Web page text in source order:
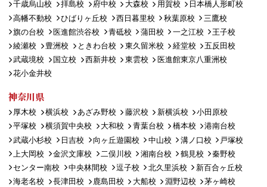
千歳烏山校 拝島校 府中校 大森校 用賀校
日本橋人形町校
高幡不動校
ひばりヶ丘校 西日暮里校 秋葉原校
三鷹校
旗の台校
医進館渋谷校 青砥校 蒲田校 一之江校
王子校
綾瀬校
豊洲校 ときわ台校 東久留米校 経堂校
五反田校
武蔵境校
国立校 西新井校 東雲校
医進館東京八重洲校
花小金井校
神奈川県
厚木校 横浜校 あざみ野校 藤沢校 新横浜校
小田原校
平塚校
横須賀中央校 大和校 青葉台校 橋本校
港南台校
武蔵小杉校
日吉校 向ヶ丘遊園校 中山校 溝ノ口校
戸塚校
上大岡校
金沢文庫校 二俣川校 湘南台校 鶴見校
秦野校
センター南校
中央林間校 逗子校 北久里浜校
新百合ヶ丘校
海老名校
長津田校 鹿島田校 大船校 淵野辺校
茅ヶ崎校